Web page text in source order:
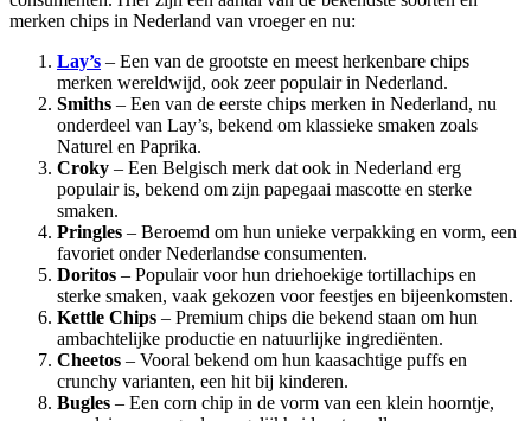
merken chips in Nederland van vroeger en nu:
Lay’s – Een van de grootste en meest herkenbare chips
merken wereldwijd, ook zeer populair in Nederland.
Smiths – Een van de eerste chips merken in Nederland, nu
onderdeel van Lay’s, bekend om klassieke smaken zoals
Naturel en Paprika.
Croky – Een Belgisch merk dat ook in Nederland erg
populair is, bekend om zijn papegaai mascotte en sterke
smaken.
Pringles – Beroemd om hun unieke verpakking en vorm, een
favoriet onder Nederlandse consumenten.
Doritos – Populair voor hun driehoekige tortillachips en
sterke smaken, vaak gekozen voor feestjes en bijeenkomsten.
Kettle Chips – Premium chips die bekend staan om hun
ambachtelijke productie en natuurlijke ingrediënten.
Cheetos – Vooral bekend om hun kaasachtige puffs en
crunchy varianten, een hit bij kinderen.
Bugles – Een corn chip in de vorm van een klein hoorntje,